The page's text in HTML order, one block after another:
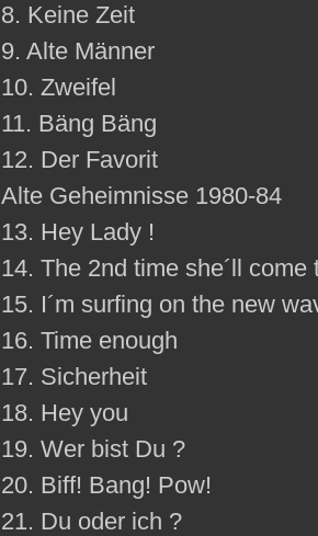
8. Keine Zeit
9. Alte Männer
10. Zweifel
11. Bäng Bäng
12. Der Favorit
Alte Geheimnisse 1980-84
13. Hey Lady !
14. The 2nd time she´ll come
15. I´m surfing on the new
16. Time enough
17. Sicherheit
18. Hey you
19. Wer bist Du ?
20. Biff! Bang! Pow!
21. Du oder ich ?